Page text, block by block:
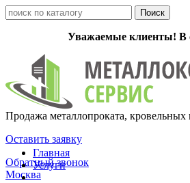
Уважаемые клиенты! В
Продажа металлопроката,
Оставить заявку
Обратный звонок
Москва
Главная
Услуги